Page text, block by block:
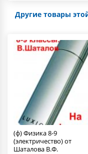
Другие товары
(ф) Физика 8-9
(электричество) от
Шаталова В.Ф.